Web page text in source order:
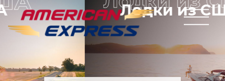
Лодки из США